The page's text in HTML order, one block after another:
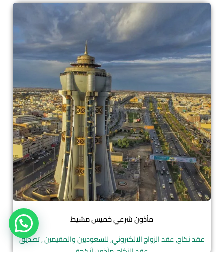
مأذون شرعي خميس مشيط
عقد نكاح, عقد الزواج الالكتروني, للسعوديين والمقيمين , تصديق
عقد النكاح, مأذون أنكحة